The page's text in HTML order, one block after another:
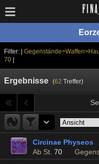
Filter: |
70|
Ergebnisse (62 Treffer)
Circinae Physeos
Ab St. 70